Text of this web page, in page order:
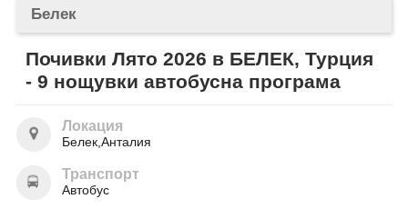
НОВА ГОДИНА
КРУИЗИ
ЕКЗОТИКА
Белек
Почивки Лято 2026 в БЕЛЕК, Турция
- 9 нощувки автобусна програма
Локация
Белек,Анталия
Транспорт
Автобус